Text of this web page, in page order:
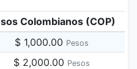
Colombianos (COP)
$ 1,000.00 Pesos
$ 2,000.00 Pesos